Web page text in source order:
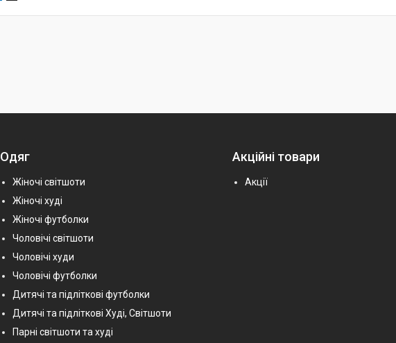
Одяг
Жіночі світшоти
Жіночі худі
Жіночі футболки
Чоловічі світшоти
Чоловічі худи
Чоловічі футболки
Дитячі та підліткові футболки
Дитячі та підліткові Худі, Світшоти
Парні світшоти та худі
Акційні товари
Акції